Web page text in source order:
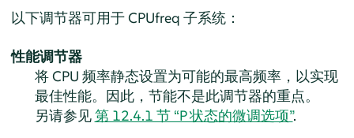
以下调节器可用于 CPUfreq 子系统：
性能调节器
将 CPU 频率静态设置为可能的最高频率，以实现
最佳性能。因此，节能不是此调节器的重点。
另请参见第 12.4.1 节 “P 状态的微调选项”.